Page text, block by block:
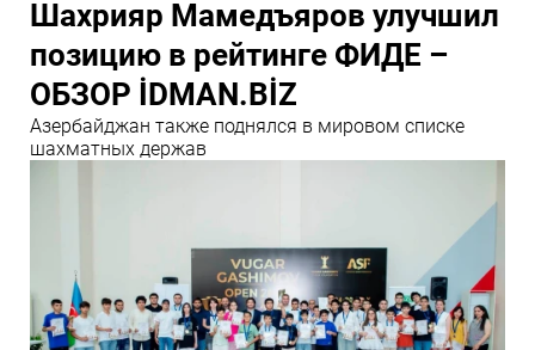
Шахрияр Мамедъяров улучшил
позицию в рейтинге ФИДЕ –
ОБЗОР İDMAN.BİZ
Азербайджан также поднялся в мировом списке
шахматных держав